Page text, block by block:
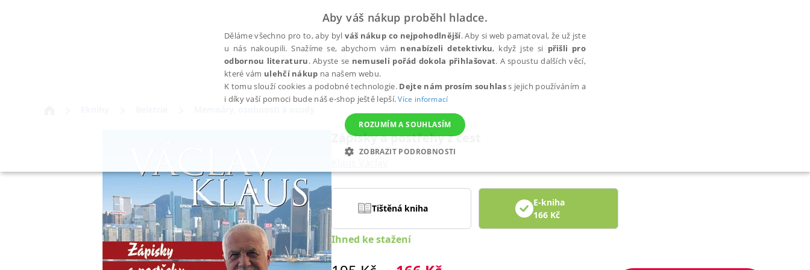
Zápisky a postřehy z cest
Tištěná kniha
E-kniha
166 Kč
Ihned ke stažení
Aby váš nákup proběhl hladce.
Děláme všechno pro to, aby bylváš nákup co nejpohodlnější. Aby si web pamatoval, že už jste
u nás nakoupili. Snažíme se, abychom vám nenabízeli detektivku, když jste si přišli pro
odbornou literaturu. Abyste se nemuseli pořád dokola přihlašovat. A spoustu dalších věcí,
které vám ulehčí nákup na našem webu.
K tomu slouží cookies a podobné technologie. Dejte nám prosím souhlass jejich používáním a
i díky vaší pomoci bude náš e-shop ještě lepší.Více informací
ROZUMÍM A SOUHLASÍM
ZOBRAZIT PODROBNOSTI
NEZBYTNÉ ANALYTICKÉ MARKETINGOVÉ FUNKČNÍ NEZAŘAZENÉ SOUBORY
Nezbytné Analytické Nezařazené soubory
Nezbytně nutné soubory cookie umožňují základní funkce webových stránek, jako je přihlášení uživatele a správa účtu. Webové stránky nelze bez nezbytně nutných souborů cookie správně používat.
Provider /